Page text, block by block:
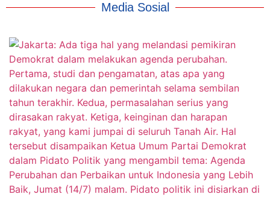
Media Sosial